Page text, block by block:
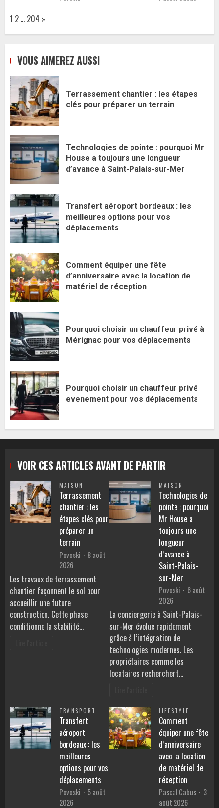
Page:
1 2 … 204 Next
»
VOUS AIMEREZ AUSSI
Terrassement chantier : les étapes
clés pour préparer un terrain
Technologies de pointe : pourquoi Mr
House a toujours une longueur
d’avance à Saint-Palais-sur-Mer
Transfert aéroport bordeaux : les
meilleures options pour vos
déplacements
Comment équiper une fête
d’anniversaire avec la location de
matériel de réception
Pourquoi choisir un chauffeur privé à
Mérignac pour vos déplacements
Pourquoi choisir un chauffeur privé
evenement pour vos déplacements
VOIR CES ARTICLES AVANT DE PARTIR
MAISON
Terrassement
chantier : les
étapes clés pour
préparer un
terrain
Povoski
8 août
2026
Les travaux de terrassement
chantier façonnent le sol pour
accueillir une future
construction. Cette phase
conditionne la stabilité…
MAISON
Technologies de
pointe : pourquoi
Mr House a
toujours une
longueur
d’avance à
Saint-Palais-
sur-Mer
Povoski
6 août
2026
La conciergerie à Saint-Palais-
sur-Mer évolue rapidement
grâce à l’intégration de
technologies modernes. Les
propriétaires comme les
locataires recherchent…
TRANSPORT
Transfert
aéroport
bordeaux : les
meilleures
options pour vos
déplacements
Povoski
5 août
2026
LIFESTYLE
Comment
équiper une fête
d’anniversaire
avec la location
de matériel de
réception
Pascal Cabus
3
août 2026